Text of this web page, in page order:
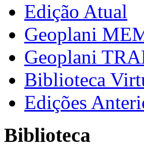
Edição Atual
Geoplani
Geoplani
Biblioteca
Edições
Biblioteca